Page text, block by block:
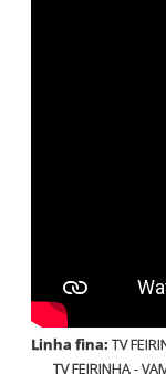
Linha fina: TV
TV FEIRINHA -